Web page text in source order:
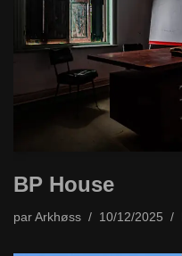
BP House
par Arkhøss 10/12/2025